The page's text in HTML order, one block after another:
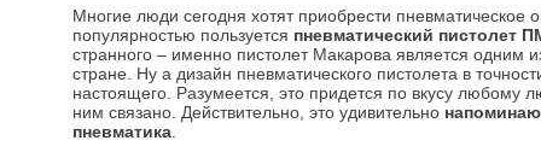
Многие люди сегодня хотят приобрести пневматическое
популярностью пользуется пневматический пистолет
странного – именно пистолет Макарова является одним
стране. Ну а дизайн пневматического пистолета в
настоящего. Разумеется, это придется по вкусу любому
ним связано. Действительно, это удивительно
пневматика